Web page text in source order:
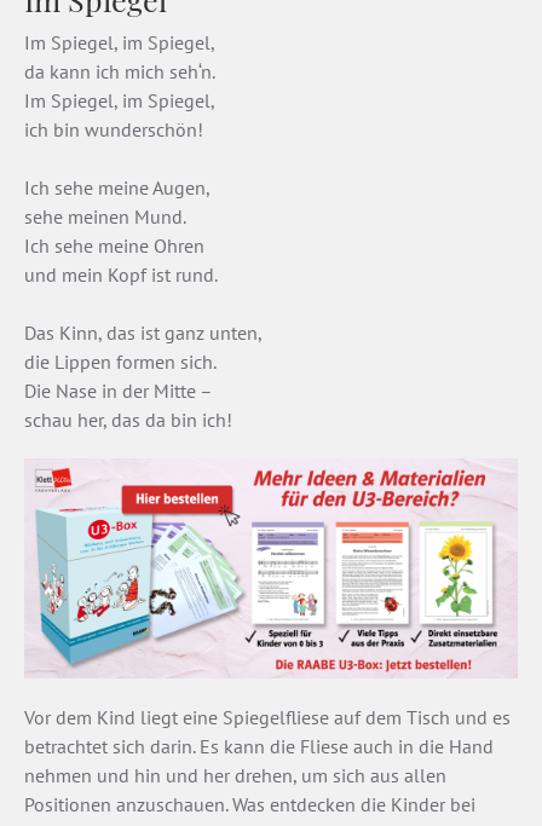
Im Spiegel, im Spiegel,
da kann ich mich seh‘n.
Im Spiegel, im Spiegel,
ich bin wunderschön!
Ich sehe meine Augen,
sehe meinen Mund.
Ich sehe meine Ohren
und mein Kopf ist rund.
Das Kinn, das ist ganz unten,
die Lippen formen sich.
Die Nase in der Mitte –
schau her, das da bin ich!
Vor dem Kind liegt eine Spiegelfliese auf dem Tisch und es
betrachtet sich darin. Es kann die Fliese auch in die Hand
nehmen und hin und her drehen, um sich aus allen
Positionen anzuschauen. Was entdecken die Kinder bei